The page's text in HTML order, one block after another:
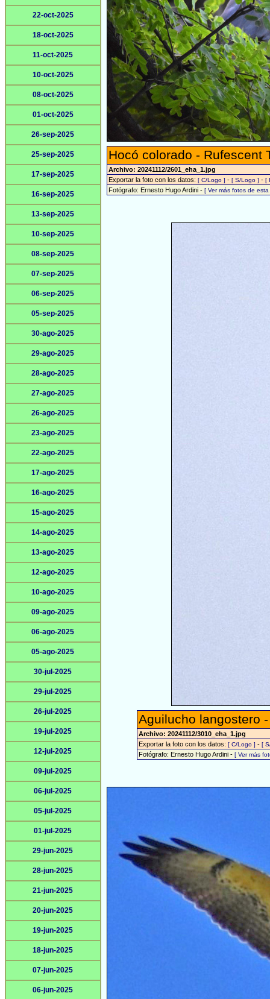
22-oct-2025
18-oct-2025
11-oct-2025
10-oct-2025
08-oct-2025
01-oct-2025
26-sep-2025
25-sep-2025
17-sep-2025
16-sep-2025
13-sep-2025
10-sep-2025
08-sep-2025
07-sep-2025
06-sep-2025
05-sep-2025
30-ago-2025
29-ago-2025
28-ago-2025
27-ago-2025
26-ago-2025
23-ago-2025
22-ago-2025
17-ago-2025
16-ago-2025
15-ago-2025
14-ago-2025
13-ago-2025
12-ago-2025
10-ago-2025
09-ago-2025
06-ago-2025
05-ago-2025
30-jul-2025
29-jul-2025
26-jul-2025
19-jul-2025
12-jul-2025
09-jul-2025
06-jul-2025
05-jul-2025
01-jul-2025
29-jun-2025
28-jun-2025
21-jun-2025
20-jun-2025
19-jun-2025
18-jun-2025
07-jun-2025
06-jun-2025
Hocó colorado - Rufescent
Archivo: 20241112/2601_eha_1.jpg
Exportar la foto con los datos: [ C/Logo ] - [ S/Logo ] - [
Fotógrafo: Ernesto Hugo Ardini - [ Ver más fotos de
Aguilucho langostero
Archivo: 20241112/3010_eha_1.jpg
Exportar la foto con los datos: [ C/Logo ] - [
Fotógrafo: Ernesto Hugo Ardini - [ Ver más